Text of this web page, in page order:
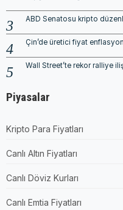
ABD Senatosu kripto
Çin’de üretici fiyat
Wall Street’te rekor ralliye
Piyasalar
Kripto Para Fiyatları
Canlı Altın Fiyatları
Canlı Döviz Kurları
Canlı Emtia Fiyatları